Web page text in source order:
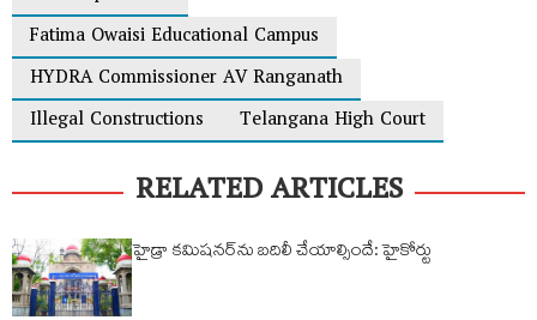
Fatima Owaisi Educational Campus
HYDRA Commissioner AV Ranganath
Illegal Constructions
Telangana High Court
RELATED ARTICLES
హైడ్రా కమిషనర్‌ను బదిలీ చేయాల్సిందే: హైకోర్టు